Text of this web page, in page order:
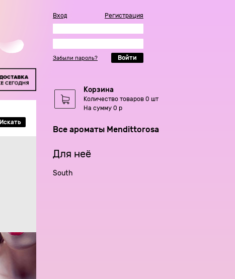
Вход Регистрация
Забыли пароль? Войти
Искать
Корзина
Количество товаров 0 шт
На сумму 0 р
Все ароматы Mendittorosa
Для неё
South